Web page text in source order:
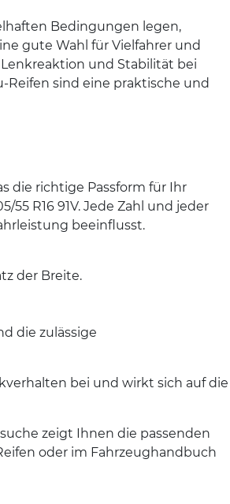
Bedingungen legen,
gute Wahl für Vielfahrer und
Lenkreaktion und Stabilität bei
Reifen sind eine praktische und
die richtige Passform für Ihr
R16 91V. Jede Zahl und jeder
beeinflusst.
der Breite.
die zulässige
bei und wirkt sich auf die
zeigt Ihnen die passenden
oder im Fahrzeughandbuch